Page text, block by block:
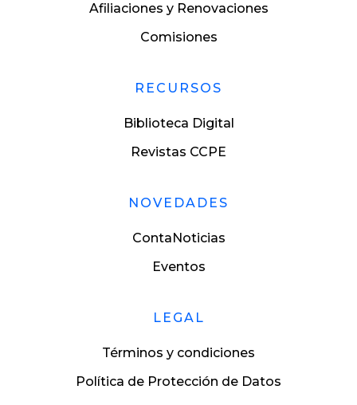
Afiliaciones y Renovaciones
Comisiones
RECURSOS
Biblioteca Digital
Revistas CCPE
NOVEDADES
ContaNoticias
Eventos
LEGAL
Términos y condiciones
Política de Protección de Datos